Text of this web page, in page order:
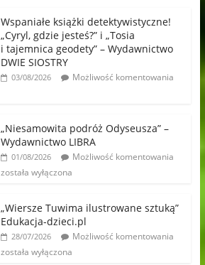
Wspaniałe książki detektywistyczne!
„Cyryl, gdzie jesteś?” i „Tosia
i tajemnica geodety” – Wydawnictwo
DWIE SIOSTRY
03/08/2026
Możliwość komentowania
„Niesamowita podróż Odyseusza” –
Wydawnictwo LIBRA
01/08/2026
Możliwość komentowania
została wyłączona
„Wiersze Tuwima ilustrowane sztuką”
Edukacja-dzieci.pl
28/07/2026
Możliwość komentowania
została wyłączona